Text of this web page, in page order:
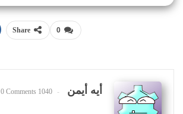
0
Share
أيه أيمن 1040 Posts
0 Comments